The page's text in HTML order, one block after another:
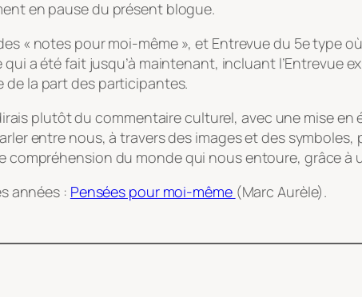
en pause du présent blogue.
« notes pour moi-même », et Entrevue du 5e type
a été fait jusqu’à maintenant, incluant l’Entrevue
la part des participantes.
plutôt du commentaire culturel, avec une mise en
entre nous, à travers des images et des
du monde qui nous entoure, grâce à
années : Pensées pour moi-même (Marc Aurèle).